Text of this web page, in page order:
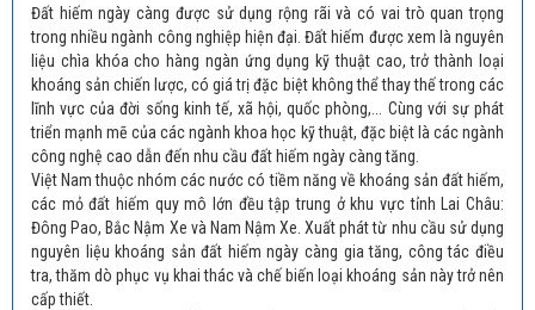
Đất hiếm ngày càng được sử dụng rộng rãi và có vai trò quan trọng
trong nhiều ngành công nghiệp hiện đại. Đất hiếm được xem là nguyên
liệu chìa khóa cho hàng ngàn ứng dụng kỹ thuật cao, trở thành loại
khoáng sản chiến lược, có giá trị đặc biệt không thể thay thế trong các
lĩnh vực của đời sống kinh tế, xã hội, quốc phòng,... Cùng với sự phát
triển mạnh mẽ của các ngành khoa học kỹ thuật, đặc biệt là các ngành
công nghệ cao dẫn đến nhu cầu đất hiếm ngày càng tăng.
Việt Nam thuộc nhóm các nước có tiềm năng về khoáng sản đất hiếm,
các mỏ đất hiếm quy mô lớn đều tập trung ở khu vực tỉnh Lai Châu:
Đông Pao, Bắc Nậm Xe và Nam Nậm Xe. Xuất phát từ nhu cầu sử dụng
nguyên liệu khoáng sản đất hiếm ngày càng gia tăng, công tác điều
tra, thăm dò phục vụ khai thác và chế biến loại khoáng sản này trở nên
cấp thiết.